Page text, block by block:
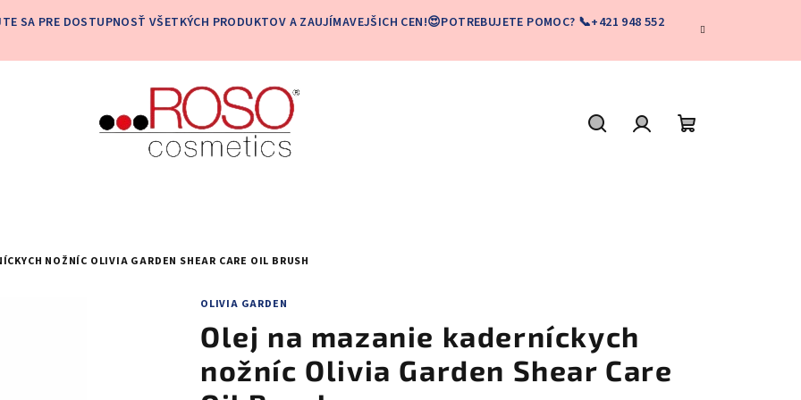
SA PRE DOSTUPNOSŤ VŠETKÝCH PRODUKTOV A ZAUJÍMAVEJŠICH CEN!😍POTREBUJETE POMOC? 📞+421 948 552
NOŽNÍC OLIVIA GARDEN SHEAR CARE OIL BRUSH
OLIVIA GARDEN
Olej na mazanie kaderníckych
nožníc Olivia Garden Shear Care